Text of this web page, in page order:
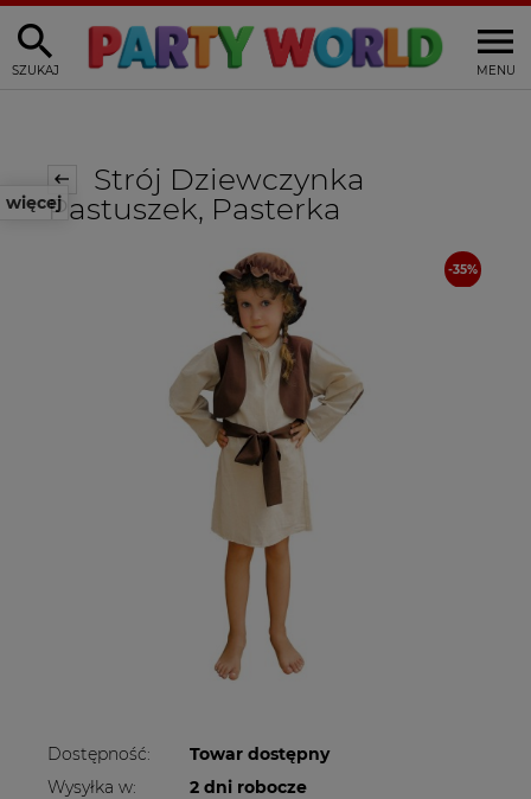
MENU
SZUKAJ
więcej
Strój Dziewczynka
Pastuszek, Pasterka
Dostępność:
Towar dostępny
Wysyłka w:
2 dni robocze